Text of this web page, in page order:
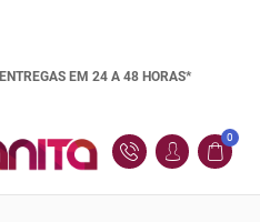
ENTREGAS EM 24 A 48 HORAS*
0